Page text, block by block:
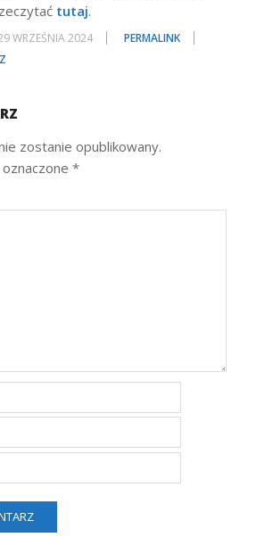
tutaj.
WRZEŚNIA 2024
PERMALINK
zostanie opublikowany.
*